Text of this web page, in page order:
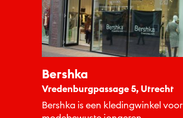
Bershka
Vredenburgpassage 5, Utrecht
Bershka is een kledingwinkel voor